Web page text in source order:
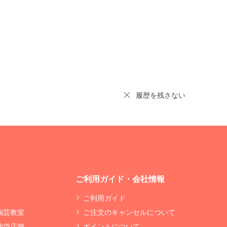
履歴を残さない
芸教室
ご利用ガイド・会社情報
ご利用ガイド
ご注文のキャンセルについて